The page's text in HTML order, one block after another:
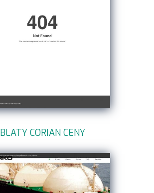
BLATY CORIAN CENY